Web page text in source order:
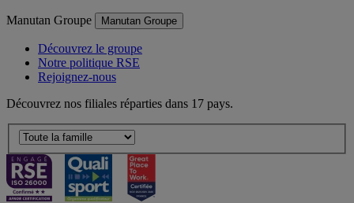
Manutan Groupe Manutan Groupe
Découvrez le groupe
Notre politique RSE
Rejoignez-nous
Découvrez nos filiales réparties dans 17 pays.